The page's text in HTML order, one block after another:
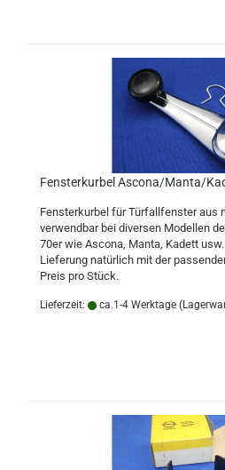
Fensterkurbel Ascona/Manta/
Fensterkurbel für Türfallfenster aus
verwendbar bei diversen Modellen
70er wie Ascona, Manta, Kadett usw.
Lieferung natürlich mit der
Preis pro Stück.
Lieferzeit: ca.1-4 Werktage